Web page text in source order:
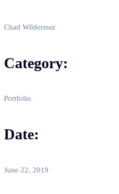
Chad Wildermut
Category:
Portfolio
Date:
June 22, 2019